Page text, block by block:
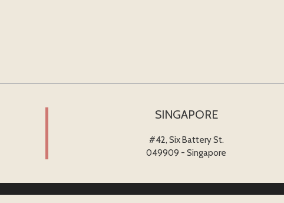
SINGAPORE
#42, Six Battery St.
049909 - Singapore